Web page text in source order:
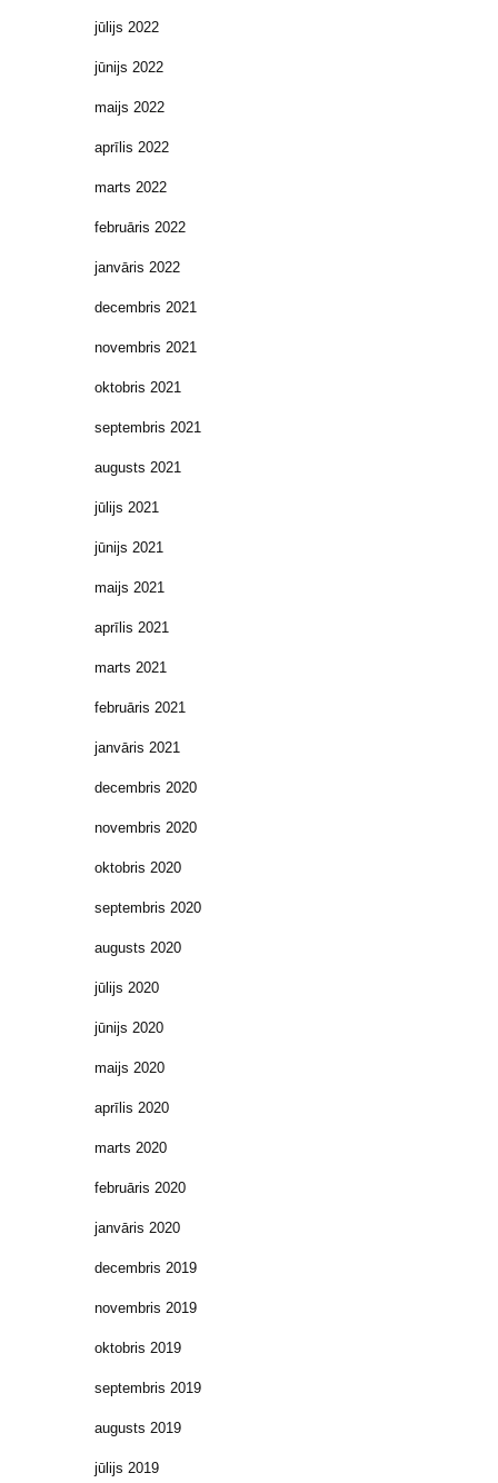
jūlijs 2022
jūnijs 2022
maijs 2022
aprīlis 2022
marts 2022
februāris 2022
janvāris 2022
decembris 2021
novembris 2021
oktobris 2021
septembris 2021
augusts 2021
jūlijs 2021
jūnijs 2021
maijs 2021
aprīlis 2021
marts 2021
februāris 2021
janvāris 2021
decembris 2020
novembris 2020
oktobris 2020
septembris 2020
augusts 2020
jūlijs 2020
jūnijs 2020
maijs 2020
aprīlis 2020
marts 2020
februāris 2020
janvāris 2020
decembris 2019
novembris 2019
oktobris 2019
septembris 2019
augusts 2019
jūlijs 2019